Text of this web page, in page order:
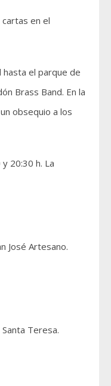
cartas en el
hasta el parque de
Brass Band. En la
obsequio a los
20:30 h. La
José Artesano.
Teresa.